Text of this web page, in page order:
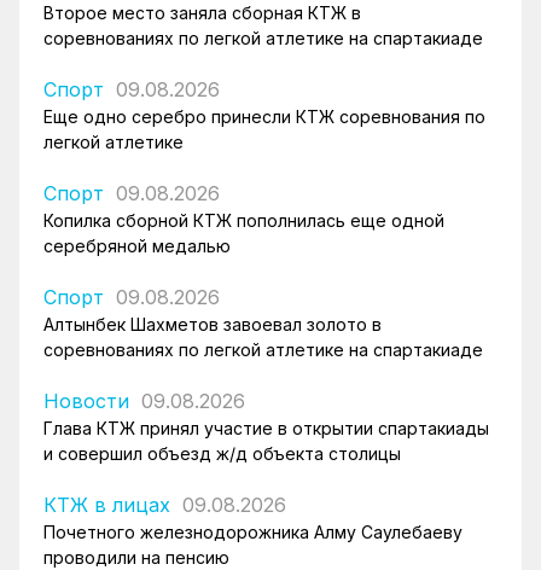
Второе место заняла сборная КТЖ в
соревнованиях по легкой атлетике на спартакиаде
Спорт 09.08.2026
Еще одно серебро принесли КТЖ соревнования по
легкой атлетике
Спорт 09.08.2026
Копилка сборной КТЖ пополнилась еще одной
серебряной медалью
Спорт 09.08.2026
Алтынбек Шахметов завоевал золото в
соревнованиях по легкой атлетике на спартакиаде
Новости 09.08.2026
Глава КТЖ принял участие в открытии спартакиады
и совершил объезд ж/д объекта столицы
КТЖ в лицах 09.08.2026
Почетного железнодорожника Алму Саулебаеву
проводили на пенсию